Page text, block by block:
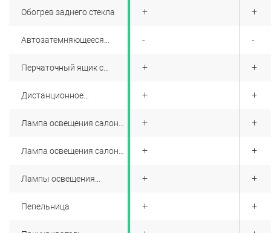
Обогрев заднего стекла
Автозатемняющееся
Перчаточный ящик с
Дистанционное
Лампа освещения салона
Лампа освещения салона
Лампы освещения
Пепельница
+
+
+
+
+
+
+
+
+
-
+
+
+
+
+
+
+
-
+
+
+
+
+
+